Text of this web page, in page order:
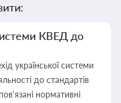
КВЕД до
української системи
до стандартів
нормативні